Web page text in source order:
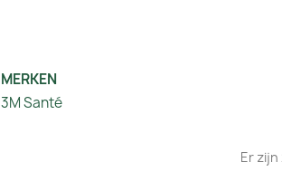
MERKEN
3M Santé
Er